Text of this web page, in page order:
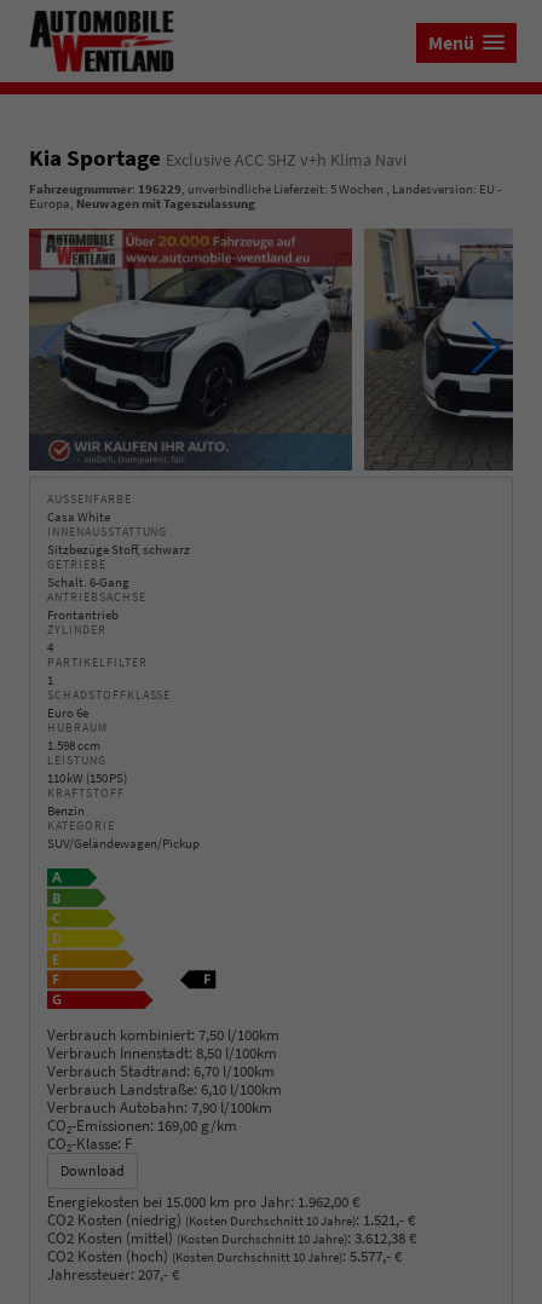
Menü
Kia Sportage Exclusive ACC SHZ v+h Klima Navi
Fahrzeugnummer: 196229, unverbindliche Lieferzeit: 5 Wochen , Landesversion: EU -
Europa, Neuwagen mit Tageszulassung
AUSSENFARBE
Casa White
INNENAUSSTATTUNG
Sitzbezüge Stoff, schwarz
GETRIEBE
Schalt. 6-Gang
ANTRIEBSACHSE
Frontantrieb
ZYLINDER
4
PARTIKELFILTER
1
SCHADSTOFFKLASSE
Euro 6e
HUBRAUM
1.598 ccm
LEISTUNG
110 kW (150 PS)
KRAFTSTOFF
Benzin
KATEGORIE
SUV/Geländewagen/Pickup
Verbrauch kombiniert: 7,50 l/100km
Verbrauch Innenstadt: 8,50 l/100km
Verbrauch Stadtrand: 6,70 l/100km
Verbrauch Landstraße: 6,10 l/100km
Verbrauch Autobahn: 7,90 l/100km
CO2-Emissionen: 169,00 g/km
CO2-Klasse: F
Download
Energiekosten bei 15.000 km pro Jahr: 1.962,00 €
CO2 Kosten (niedrig) (Kosten Durchschnitt 10 Jahre): 1.521,- €
CO2 Kosten (mittel) (Kosten Durchschnitt 10 Jahre): 3.612,38 €
CO2 Kosten (hoch) (Kosten Durchschnitt 10 Jahre): 5.577,- €
Jahressteuer: 207,- €